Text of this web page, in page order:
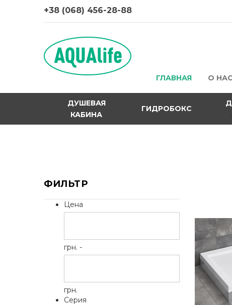
+38 (068) 456-28-88
ГЛАВНАЯ О НАС
ДУШЕВАЯ
КАБИНА
ГИДРОБОКС
ФИЛЬТР
Цена
грн. -
грн.
Серия